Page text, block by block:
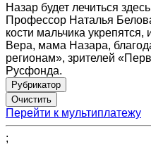
Назар будет лечиться
Профессор Наталья
кости мальчика
Вера, мама Назара,
регионам», зрителей
Русфонда.
Рубрикатор
Перейти к мультиплатежу
;